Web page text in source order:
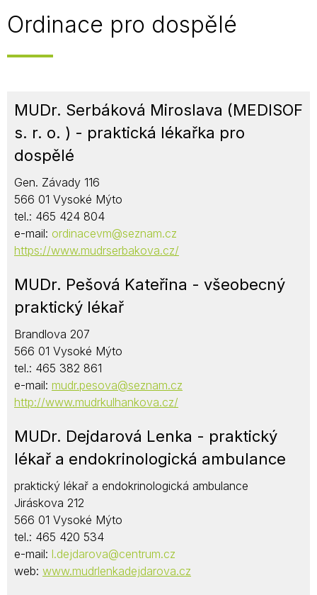
Ordinace pro dospělé
MUDr. Serbáková Miroslava (MEDISOF
s. r. o. ) - praktická lékařka pro
dospělé
Gen. Závady 116
566 01 Vysoké Mýto
tel.: 465 424 804
e-mail: ordinacevm@seznam.cz
https://www.mudrserbakova.cz/
MUDr. Pešová Kateřina - všeobecný
praktický lékař
Brandlova 207
566 01 Vysoké Mýto
tel.: 465 382 861
e-mail: mudr.pesova@seznam.cz
http://www.mudrkulhankova.cz/
MUDr. Dejdarová Lenka - praktický
lékař a endokrinologická ambulance
praktický lékař a endokrinologická ambulance
Jiráskova 212
566 01 Vysoké Mýto
tel.: 465 420 534
e-mail: l.dejdarova@centrum.cz
web: www.mudrlenkadejdarova.cz